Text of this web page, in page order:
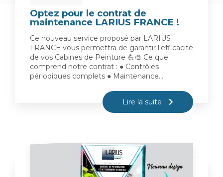
Optez pour le contrat de
maintenance LARIUS FRANCE !
Ce nouveau service proposé par LARIUS
FRANCE vous permettra de garantir l'efficacité
de vos Cabines de Peinture 💪🎨 Ce que
comprend notre contrat : ● Contrôles
périodiques complets ● Maintenance…
Lire la suite